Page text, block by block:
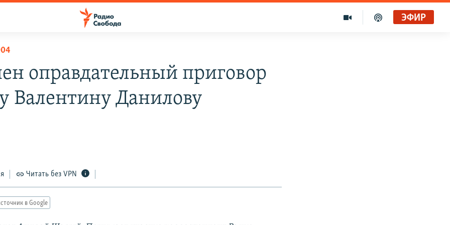
ЭФИР
оправдательный приговор
Валентину Данилову
Читать без VPN
в Google